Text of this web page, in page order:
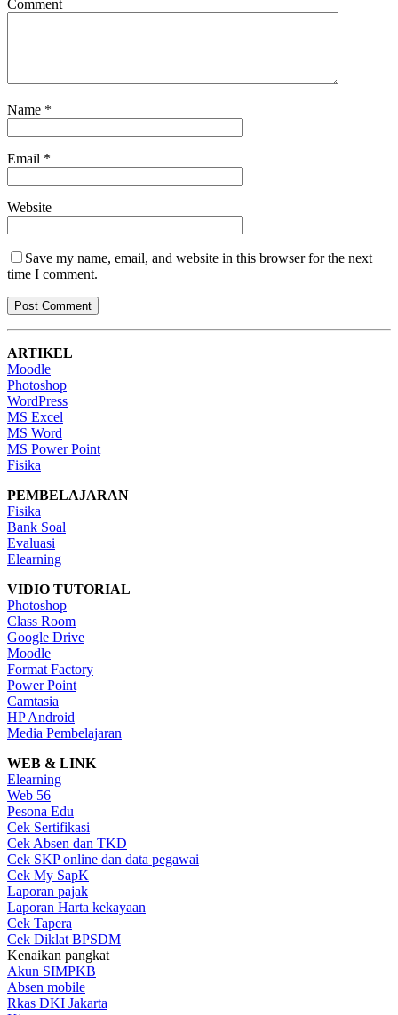
Comment
Name *
Email *
Website
Save my name, email, and website in this browser for the next
time I comment.
ARTIKEL
Moodle
Photoshop
WordPress
MS Excel
MS Word
MS Power Point
Fisika
PEMBELAJARAN
Fisika
Bank Soal
Evaluasi
Elearning
VIDIO TUTORIAL
Photoshop
Class Room
Google Drive
Moodle
Format Factory
Power Point
Camtasia
HP Android
Media Pembelajaran
WEB & LINK
Elearning
Web 56
Pesona Edu
Cek Sertifikasi
Cek Absen dan TKD
Cek SKP online dan data pegawai
Cek My SapK
Laporan pajak
Laporan Harta kekayaan
Cek Tapera
Cek Diklat BPSDM
Kenaikan pangkat
Akun SIMPKB
Absen mobile
Rkas DKI Jakarta